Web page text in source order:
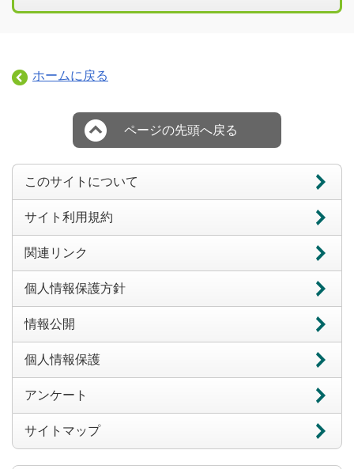
ホームに戻る
ページの先頭へ戻る
このサイトについて
サイト利用規約
関連リンク
個人情報保護方針
情報公開
個人情報保護
アンケート
サイトマップ